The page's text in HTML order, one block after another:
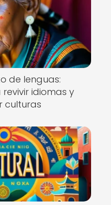
de lenguas:
idiomas y
culturas